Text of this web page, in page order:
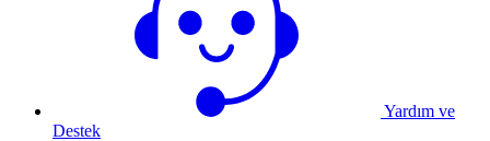
Yardım ve
Destek